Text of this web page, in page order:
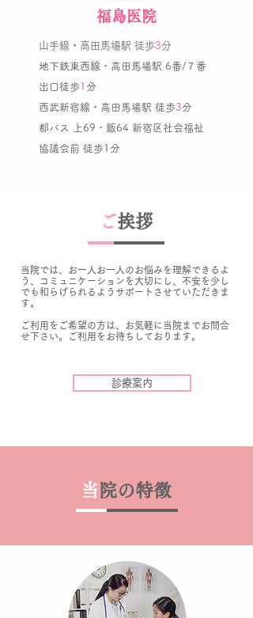
福島医院
山手線・高田馬場駅 徒歩3分
地下鉄東西線・高田馬場駅 6番/７番
出口徒歩 1 分
西武新宿線・高田馬場駅 徒歩3分
都バス 上69・飯64 新宿区社会福祉
協議会前 徒歩1分
ご挨拶
当院では、お一人お一人のお悩みを理解できるよ
う、コミュニケーションを大切にし、不安を少し
でも和らげられるようサポートさせていただきま
す。
ご利用をご希望の方は、お気軽に当院までお問合
せ下さい。ご利用をお待ちしております。
診療案内
当 院の特徴